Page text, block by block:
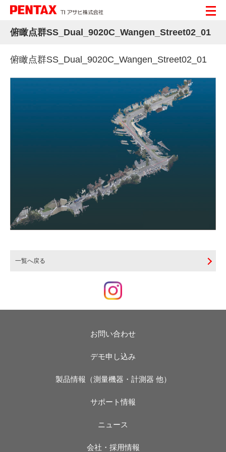
俯瞰点群SS_Dual_9020C_Wangen_Street02_01
俯瞰点群SS_Dual_9020C_Wangen_Street02_01
一覧へ戻る
お問い合わせ
デモ申し込み
製品情報（測量機器・計測器 他）
サポート情報
ニュース
会社・採用情報